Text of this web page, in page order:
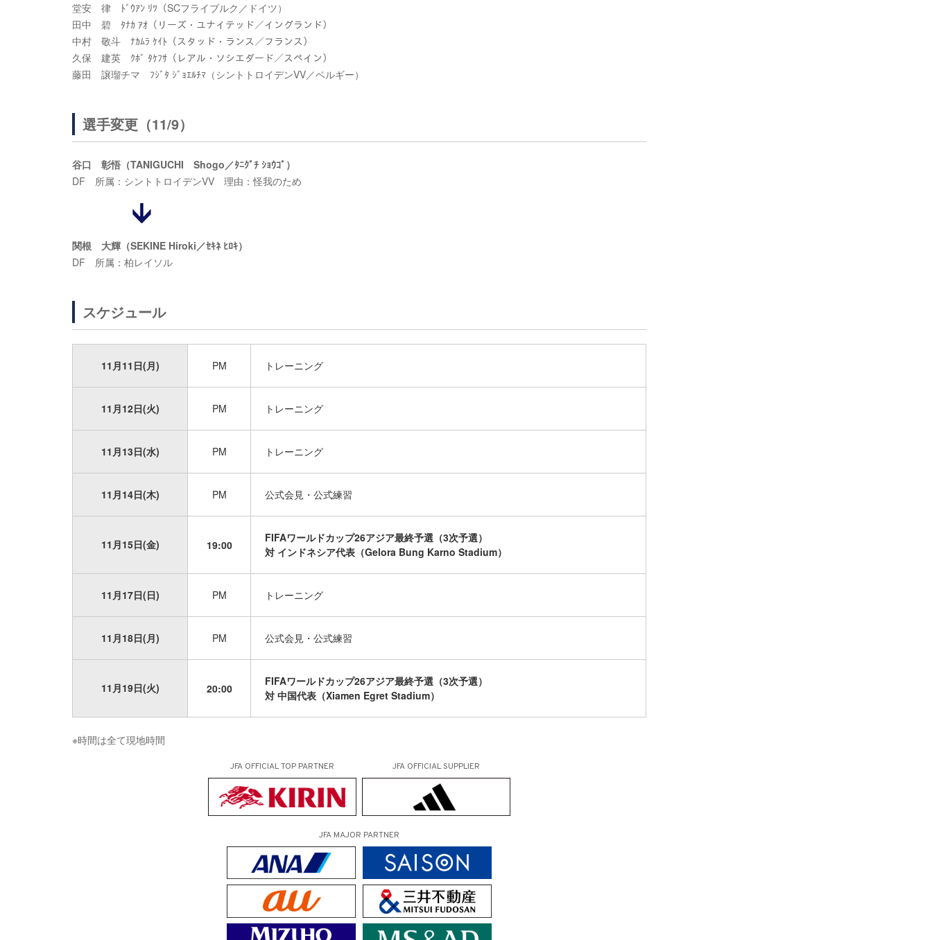
堂安 律 ﾄﾞｳｱﾝ ﾘﾂ（SCフライブルク／ドイツ）
田中 碧 ﾀﾅｶ ｱｵ（リーズ・ユナイテッド／イングランド）
中村 敬斗 ﾅｶﾑﾗ ｹｲﾄ（スタッド・ランス／フランス）
久保 建英 ｸﾎﾞ ﾀｹﾌｻ（レアル・ソシエダード／スペイン）
藤田 譲瑠チマ ﾌｼﾞﾀ ｼﾞｮｴﾙﾁﾏ（シントトロイデンVV／ベルギー）
選手変更（11/9）
谷口 彰悟（TANIGUCHI Shogo／ﾀﾆｸﾞﾁ ｼｮｳｺﾞ）
DF 所属：シントトロイデンVV 理由：怪我のため
関根 大輝（SEKINE Hiroki／ｾｷﾈ ﾋﾛｷ）
DF 所属：柏レイソル
スケジュール
11月11日(月) PM トレーニング
11月12日(火) PM トレーニング
11月13日(水) PM トレーニング
11月14日(木) PM 公式会見・公式練習
11月15日(金) 19:00
FIFAワールドカップ26アジア最終予選（3次予選）
対 インドネシア代表（Gelora Bung Karno Stadium）
11月17日(日) PM トレーニング
11月18日(月) PM 公式会見・公式練習
11月19日(火) 20:00
FIFAワールドカップ26アジア最終予選（3次予選）
対 中国代表（Xiamen Egret Stadium）
※時間は全て現地時間
JFA OFFICIALTOP PARTNER JFA OFFICIAL SUPPLIER
JFA MAJOR PARTNER